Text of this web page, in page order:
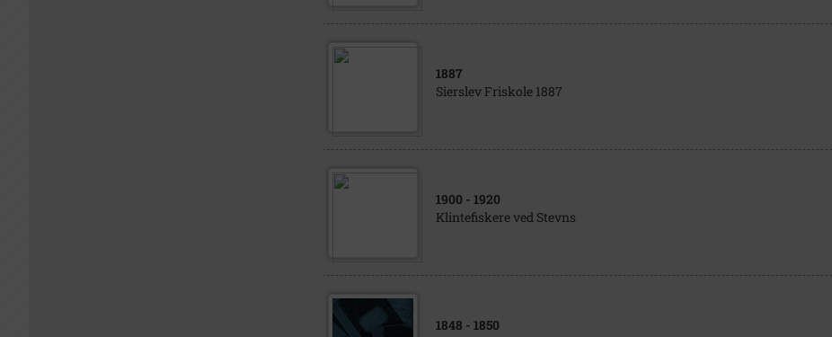
1887
Sierslev Friskole 1887
1900 - 1920
Klintefiskere ved Stevns
1848 - 1850